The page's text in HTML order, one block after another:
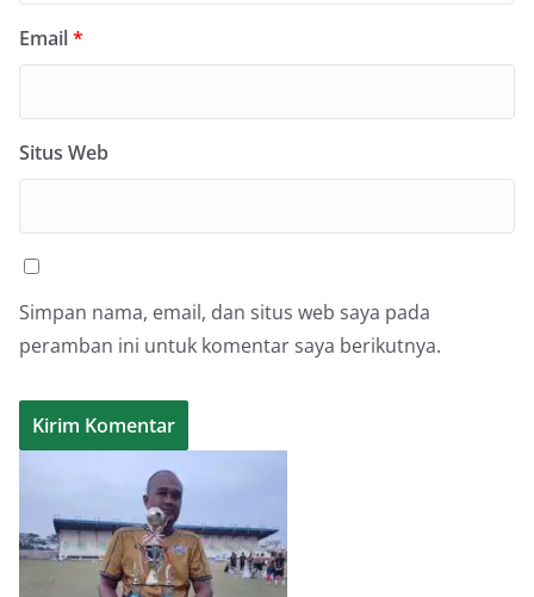
Email*
Situs Web
Simpan nama, email, dan situs web saya pada
peramban ini untuk komentar saya berikutnya.